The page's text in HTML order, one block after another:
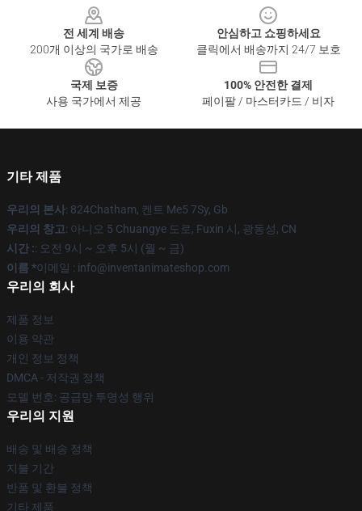
전 세계 배송
200개 이상의 국가로 배송
안심하고 쇼핑하세요
클릭에서 배송까지 24/7 보호
국제 보증
사용 국가에서 제공
100% 안전한 결제
페이팔 / 마스터카드 / 비자
기타 제품
우리의 본사: 824Chatham, 켄트 Me5 7Sy, Gb
우리의 창고: 아니오 5 Chuangye 도로, Fuxin 시, 광동성, CN
시간 :: 오전 9시 ~ 오후 5시 (월 ~ 금)
이름 *이메일 : info@inventanimateshop.com
우리의 회사
제품 정보
이용 약관
개인 정보 정책
DMCA - 저작권 정책
모델 번호: 공급망 투명성 행위
우리의 지원
배송 및 배송 정책
지불 기간
반품 및 환불 정책
기타 제품